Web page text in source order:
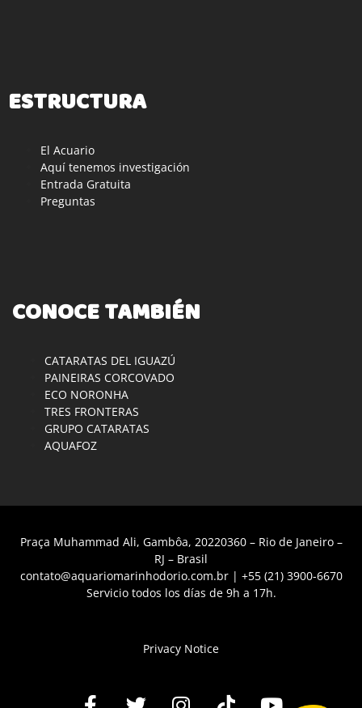
ESTRUCTURA
El Acuario
Aquí tenemos investigación
Entrada Gratuita
Preguntas
CONOCE TAMBIÉN
CATARATAS DEL IGUAZÚ
PAINEIRAS CORCOVADO
ECO NORONHA
TRES FRONTERAS
GRUPO CATARATAS
AQUAFOZ
Praça Muhammad Ali, Gambôa, 20220360 – Rio de Janeiro –
RJ – Brasil
contato@aquariomarinhodorio.com.br| +55 (21) 3900-6670
Servicio todos los días de 9h a 17h.
Privacy Notice